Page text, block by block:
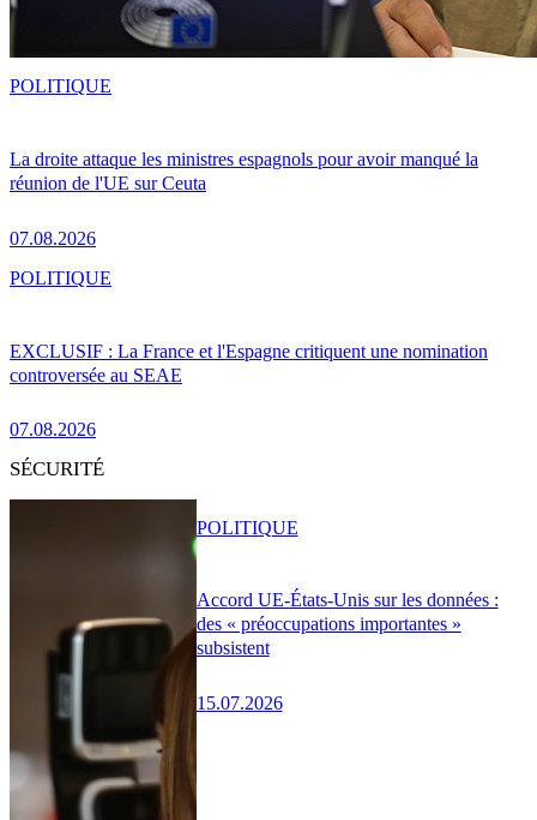
La droite attaque les ministres espagnols pour avoir manqué la
réunion de l'UE sur Ceuta
07.08.2026
POLITIQUE
EXCLUSIF : La France et l'Espagne critiquent une nomination
controversée au SEAE
07.08.2026
POLITIQUE
SÉCURITÉ
Accord UE-États-Unis sur les données :
des « préoccupations importantes »
subsistent
15.07.2026
POLITIQUE